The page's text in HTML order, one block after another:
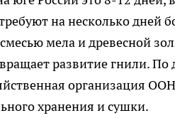
на несколько дней
мела и древесной
развитие гнили.
организация
хранения и сушки.